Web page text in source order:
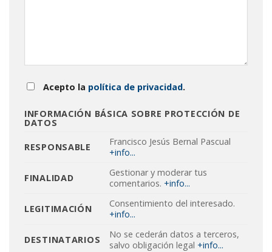
Acepto la política de privacidad.
INFORMACIÓN BÁSICA SOBRE PROTECCIÓN DE
DATOS
RESPONSABLE
Francisco Jesús Bernal Pascual
+info...
FINALIDAD
Gestionar y moderar tus
comentarios. +info...
LEGITIMACIÓN
Consentimiento del interesado.
+info...
DESTINATARIOS
No se cederán datos a terceros,
salvo obligación legal +info...